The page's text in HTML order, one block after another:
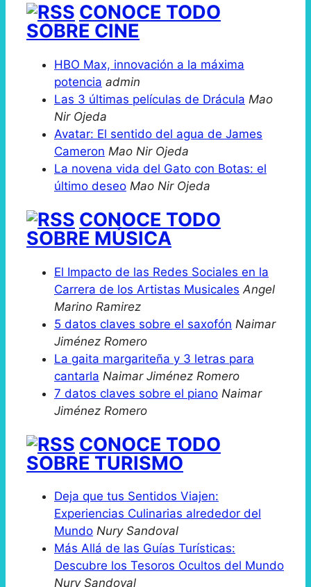
CONOCE TODO
SOBRE CINE
HBO Max, innovación a la máxima
potencia admin
Las 3 últimas películas de Drácula Mao
Nir Ojeda
Avatar: El sentido del agua de James
Cameron Mao Nir Ojeda
La novena vida del Gato con Botas: el
último deseo Mao Nir Ojeda
CONOCE TODO
SOBRE MÚSICA
El Impacto de las Redes Sociales en la
Carrera de los Artistas Musicales Angel
Marino Ramirez
5 datos claves sobre el saxofón Naimar
Jiménez Romero
La gaita margariteña y 3 letras para
cantarla Naimar Jiménez Romero
7 datos claves sobre el piano Naimar
Jiménez Romero
CONOCE TODO
SOBRE TURISMO
Deja que tus Sentidos Viajen:
Experiencias Culinarias alrededor del
Mundo Nury Sandoval
Más Allá de las Guías Turísticas:
Descubre los Tesoros Ocultos del Mundo
Nury Sandoval